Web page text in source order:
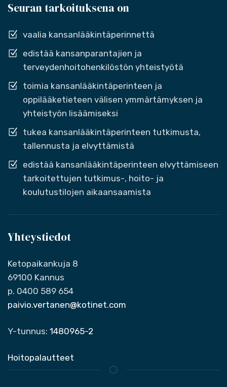
Seuran tarkoituksena on
vaalia kansanlääkintäperinnettä
edistää kansanparantajien ja
terveydenhoitohenkilöstön yhteistyötä
toimia kansanlääkintäperinteen ja
oppilääketieteen välisen ymmärtämyksen ja
yhteistyön lisäämiseksi
tukea kansanlääkintäperinteen tutkimusta,
tallennusta ja elvyttämistä
edistää kansanlääkintäperinteen elvyttämiseen
tarkoitettujen tutkimus-, hoito- ja
koulutustilojen aikaansaamista
Yhteystiedot
Ketopaikankuja 8
69100 Kannus
p. 0400 589 654
paivio.vertanen@kotinet.com
Y-tunnus: 1480965-2
Hoitopalautteet